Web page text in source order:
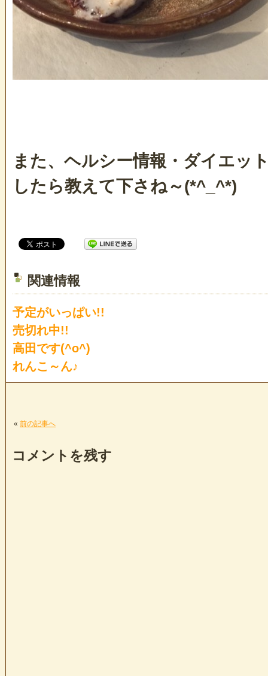
また、ヘルシー情報・ダイエッ
したら教えて下さね～(*^_^*)
関連情報
予定がいっぱい!!
売切れ中!!
高田です(^o^)
れんこ～ん♪
« 前の記事へ
コメントを残す